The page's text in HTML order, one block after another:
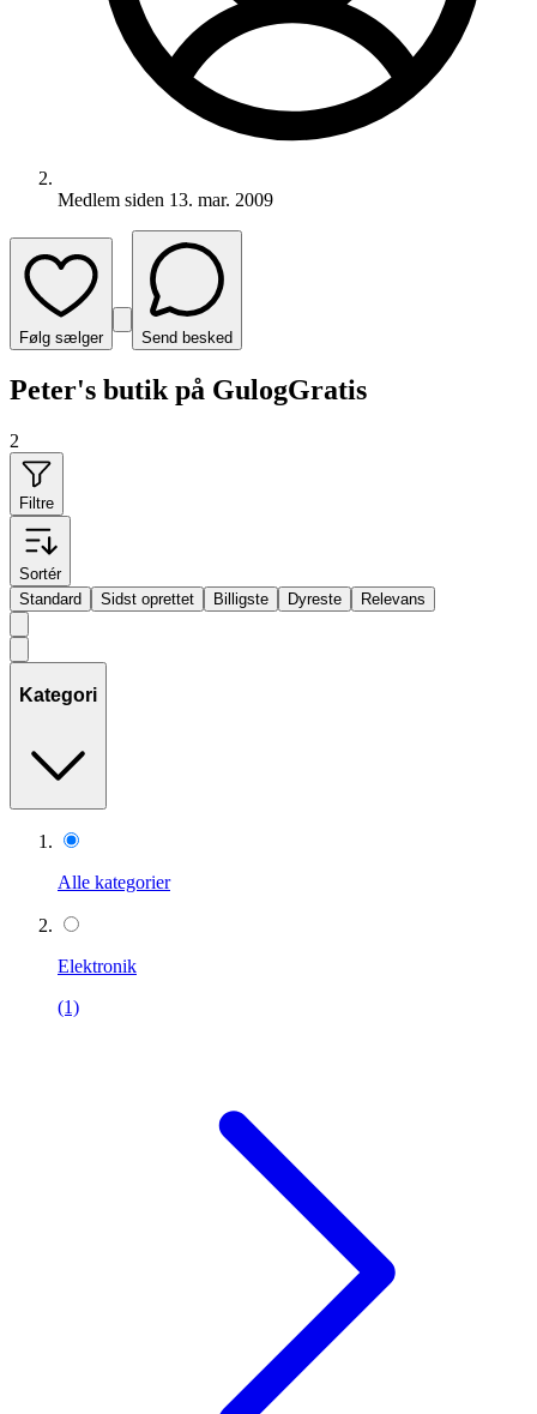
Medlem siden 13. mar. 2009
Følg sælger Send besked
Peter's butik på GulogGratis
2
Filtre
Sortér
Standard
Sidst oprettet Billigste Dyreste Relevans
Kategori
Alle kategorier
Elektronik
(1)